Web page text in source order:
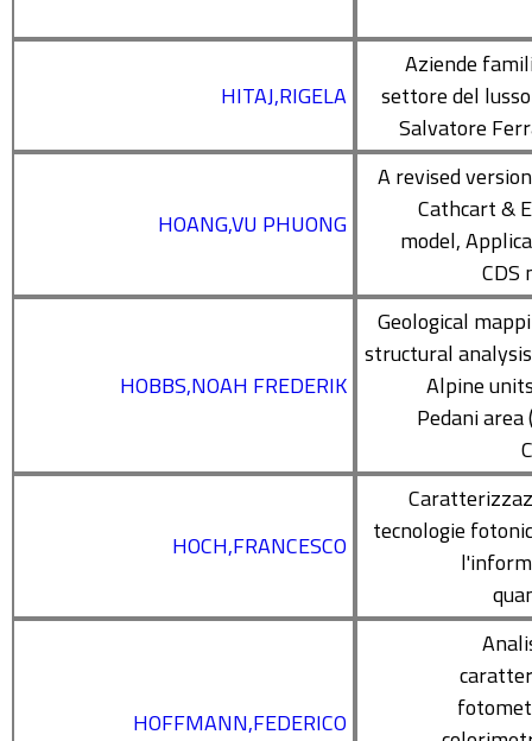
HITAJ,RIGELA
Aziende
settore del
Salvatore
HOANG,VU PHUONG
A revised
Cathcart &
model,
CDS
HOBBS,NOAH FREDERIK
Geological
structural
Alpine
Pedani area
HOCH,FRANCESCO
tecnologie
HOFFMANN,FEDERICO